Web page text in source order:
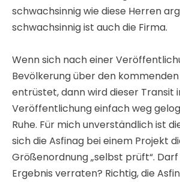
dass viele Versprechungen seit
nicht eingehalten worden sind.
Der Normalverbraucher ist den
der Asfinag mehr oder weniger
und so wird man auch behandelt.
wenn ein Profi den Asfinag-Leuten
schaut, am Beispiel der
bauen. Bei der S37 wird das nicht
Der Sachverständige hat das